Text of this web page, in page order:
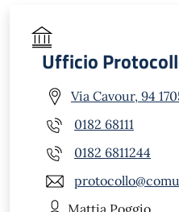
Ufficio
Via Cavour, 94
0182 68111
0182 6811244
Mattia Poggio